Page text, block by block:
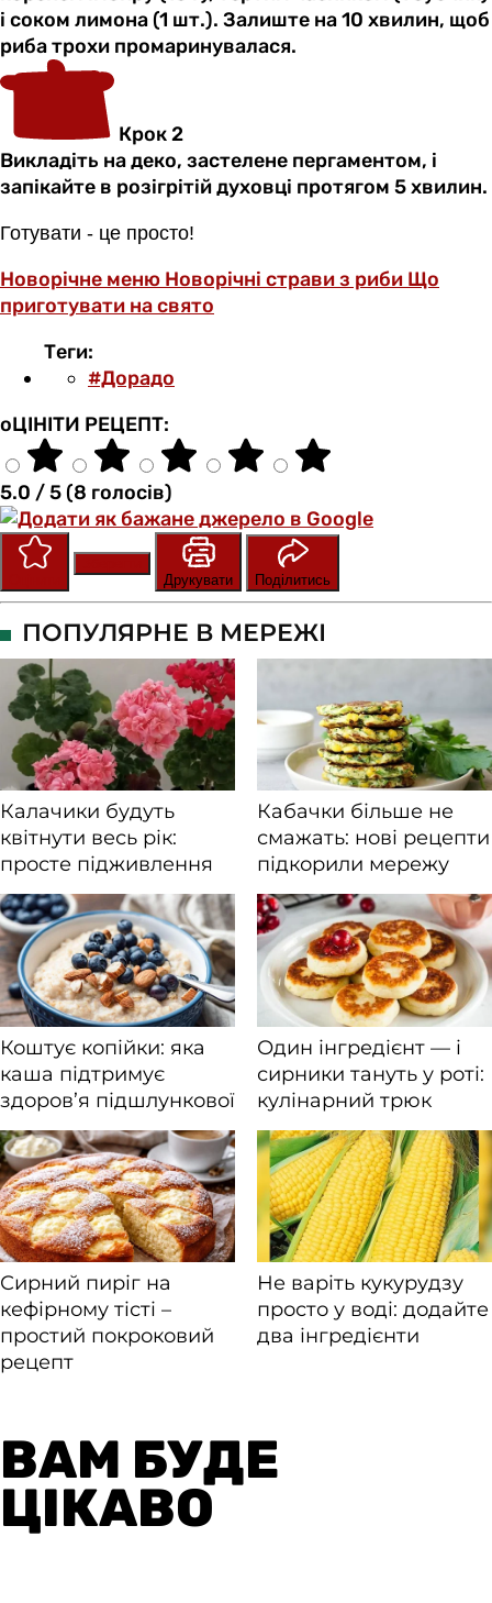
і соком лимона (1 шт.). Залиште на 10 хвилин, щоб
риба трохи промаринувалася.
Крок 2
Викладіть на деко, застелене пергаментом, і
запікайте в розігрітій духовці протягом 5 хвилин.
Готувати - це просто!
Новорічне меню Новорічні страви з риби Що
приготувати на свято
Теги:
#Дорадо
оЦІНІТИ РЕЦЕПТ:
5.0 / 5 (8 голосів)
Друкувати
Поділитись
ВАМ БУДЕ
ЦІКАВО